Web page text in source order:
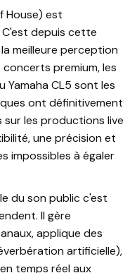
House) est
depuis cette
meilleure perception
premium, les
Yamaha CL5 sont les
ont définitivement
les productions live
une précision et
impossibles à égaler
du son public c'est
Il gère
applique des
artificielle),
temps réel aux